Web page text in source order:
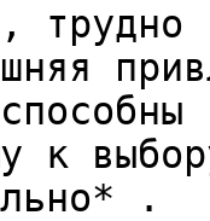
трудно
к
.